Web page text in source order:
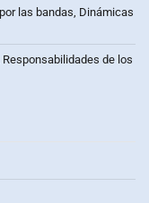
las bandas, Dinámicas
de los